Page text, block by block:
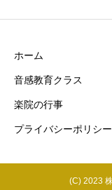
ホーム
音感教育クラス
楽院の行事
プライバシーポリシー
(C) 2023